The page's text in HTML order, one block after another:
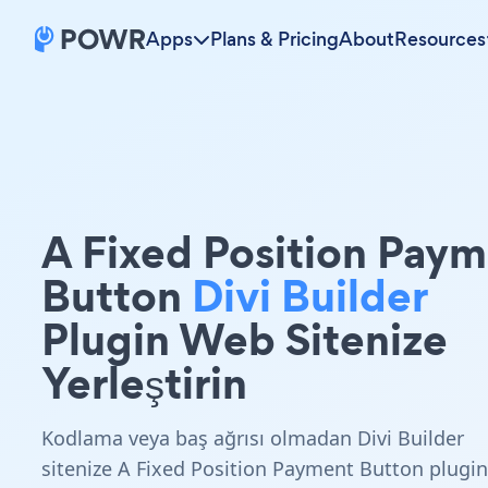
Apps Plans & PricingAboutResources
A Fixed Position
Button Divi Builder
Plugin Web Sitenize
Yerleştirin
Kodlama veya baş ağrısı olmadan Divi Builder
sitenize A Fixed Position Payment Button plugin